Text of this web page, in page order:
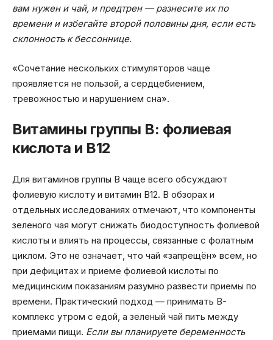
вам нужен и чай, и предтрен — разнесите их по
времени и избегайте второй половины дня, если есть
склонность к бессоннице.
«Сочетание нескольких стимуляторов чаще
проявляется не пользой, а сердцебиением,
тревожностью и нарушением сна».
Витамины группы B: фолиевая
кислота и B12
Для витаминов группы B чаще всего обсуждают
фолиевую кислоту и витамин B12. В обзорах и
отдельных исследованиях отмечают, что компоненты
зеленого чая могут снижать биодоступность фолиевой
кислоты и влиять на процессы, связанные с фолатным
циклом. Это не означает, что чай «запрещён» всем, но
при дефицитах и приеме фолиевой кислоты по
медицинским показаниям разумно развести приемы по
времени. Практический подход — принимать B-
комплекс утром с едой, а зеленый чай пить между
приемами пищи. Если вы планируете беременность